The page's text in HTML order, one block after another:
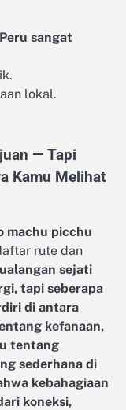
sangat
lokal.
— Tapi
Kamu Melihat
machu picchu
rute dan
sejati
tapi seberapa
di antara
kefanaan,
tentang
sederhana di
kebahagiaan
koneksi,